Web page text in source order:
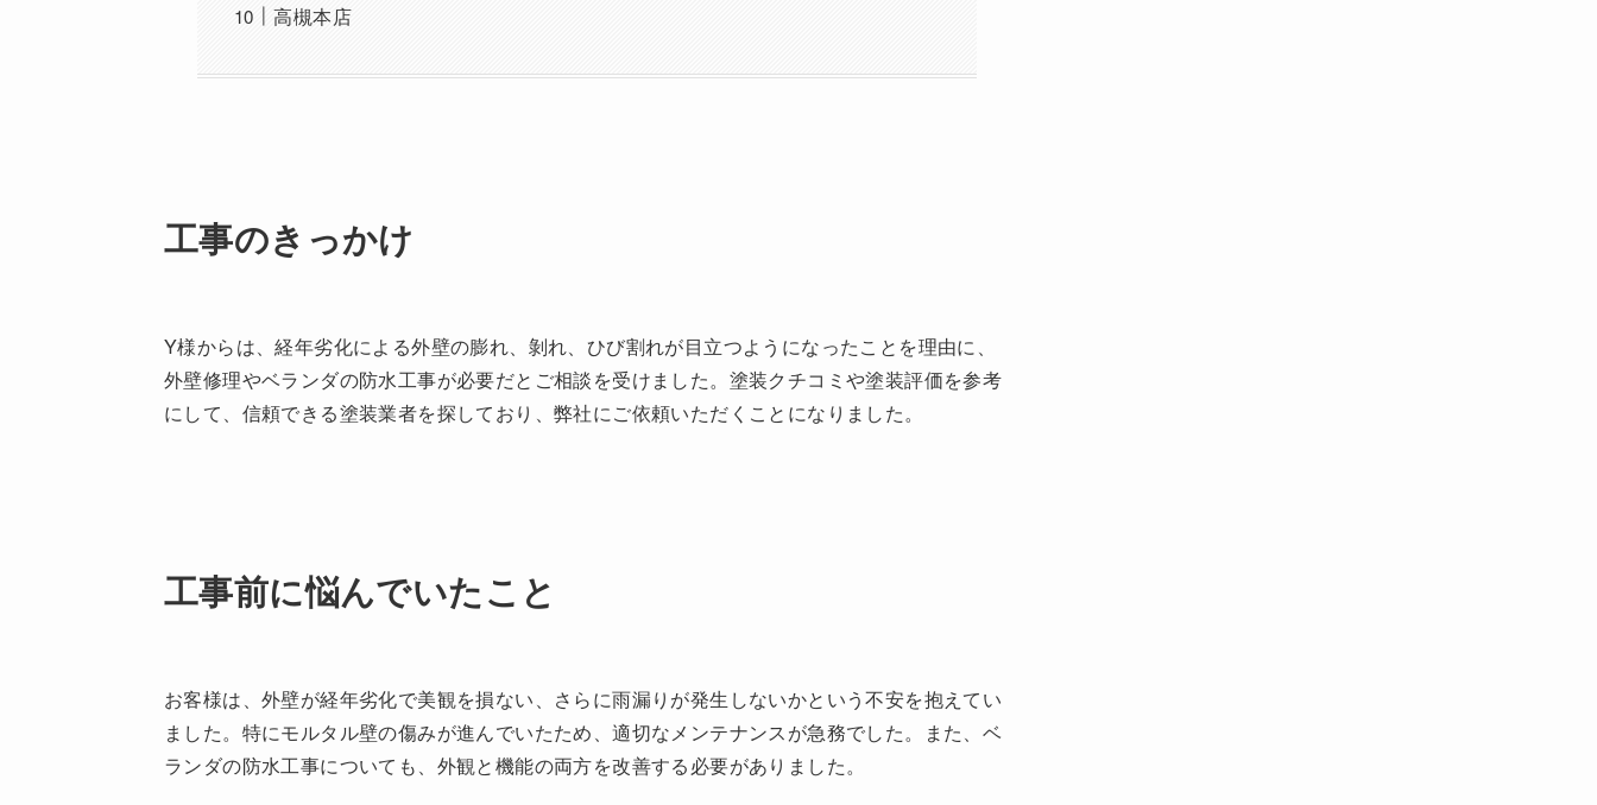
高槻本店
工事のきっかけ
Y様からは、経年劣化による外壁の膨れ、剝れ、ひび割れが目立つようになったことを理由に、
外壁修理やベランダの防水工事が必要だとご相談を受けました。塗装クチコミや塗装評価を参考
にして、信頼できる塗装業者を探しており、弊社にご依頼いただくことになりました。
工事前に悩んでいたこと
お客様は、外壁が経年劣化で美観を損ない、さらに雨漏りが発生しないかという不安を抱えてい
ました。特にモルタル壁の傷みが進んでいたため、適切なメンテナンスが急務でした。また、ベ
ランダの防水工事についても、外観と機能の両方を改善する必要がありました。